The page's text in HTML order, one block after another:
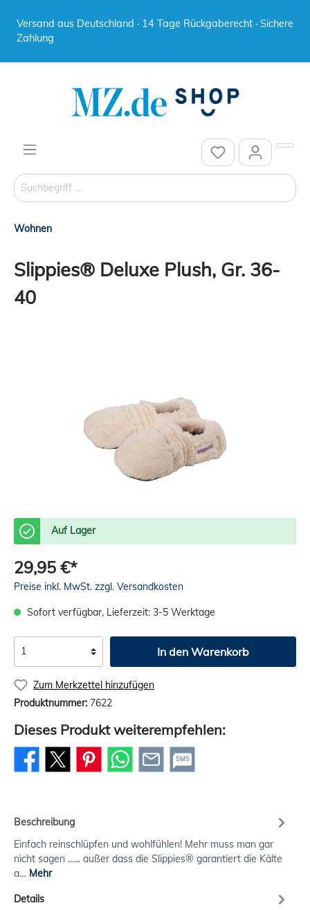
Versand aus Deutschland · 14 Tage Rückgaberecht · Sichere
Zahlung
Wohnen
Slippies® Deluxe Plush, Gr. 36-
40
Auf Lager
29,95 €*
Preise inkl. MwSt. zzgl. Versandkosten
Sofort verfügbar, Lieferzeit: 3-5 Werktage
In den Warenkorb
Zum Merkzettel hinzufügen
Produktnummer: 7622
Dieses Produkt weiterempfehlen:
SMS
Beschreibung
Einfach reinschlüpfen und wohlfühlen! Mehr muss man gar
nicht sagen ...... außer dass die Slippies® garantiert die Kälte
a… Mehr
Details